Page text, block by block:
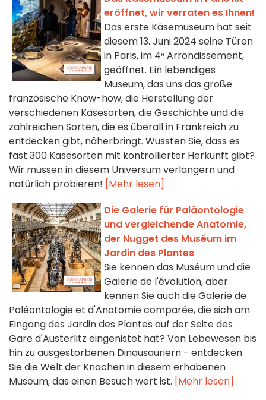
eröffnet, wir verraten es Ihnen!
Das erste Käsemuseum hat seit
diesem 13. Juni 2024 seine Türen
in Paris, im 4ᵉ Arrondissement,
geöffnet. Ein lebendiges
Museum, das uns das große
französische Know-how, die Herstellung der
verschiedenen Käsesorten, die Geschichte und die
zahlreichen Sorten, die es überall in Frankreich zu
entdecken gibt, näherbringt. Wussten Sie, dass es
fast 300 Käsesorten mit kontrollierter Herkunft gibt?
Wir müssen in diesem Universum verlängern und
natürlich probieren! [Mehr lesen]
Die Galerie für Paläontologie
und vergleichende Anatomie,
der Nugget des Muséum im
Jardin des Plantes
Sie kennen das Muséum und die
Galerie de l'évolution, aber
kennen Sie auch die Galerie de
Paléontologie et d'Anatomie comparée, die sich am
Eingang des Jardin des Plantes auf der Seite des
Gare d'Austerlitz eingenistet hat? Von Lebewesen bis
hin zu ausgestorbenen Dinausauriern - entdecken
Sie die Welt der Knochen in diesem erhabenen
Museum, das einen Besuch wert ist. [Mehr lesen]